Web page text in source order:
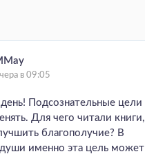
в 09:05
Подсознательные цели
Для чего читали книги,
благополучие? В
души именно эта цель может